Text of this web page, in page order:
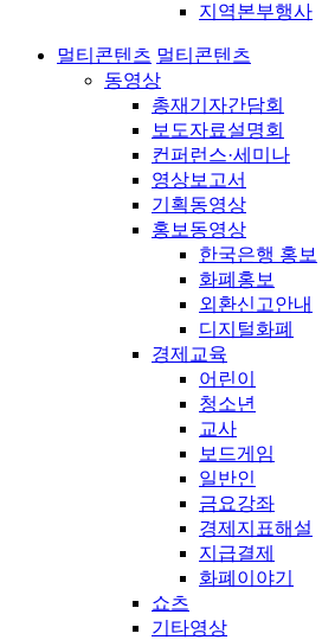
지역본부행사
멀티콘텐츠 멀티콘텐츠
동영상
총재기자간담회
보도자료설명회
컨퍼런스·세미나
영상보고서
기획동영상
홍보동영상
한국은행 홍보
화폐홍보
외환신고안내
디지털화폐
경제교육
어린이
청소년
교사
보드게임
일반인
금요강좌
경제지표해설
지급결제
화폐이야기
쇼츠
기타영상